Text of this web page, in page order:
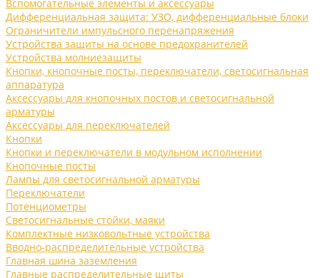
Вспомогательные элементы и аксессуары
Дифференциальная защита: УЗО, дифференциальные блоки
Ограничители импульсного перенапряжения
Устройства защиты на основе предохранителей
Устройства молниезащиты
Кнопки, кнопочные посты, переключатели, светосигнальная
аппаратура
Аксессуары для кнопочных постов и светосигнальной
арматуры
Аксессуары для переключателей
Кнопки
Кнопки и переключатели в модульном исполнении
Кнопочные посты
Лампы для светосигнальной арматуры
Переключатели
Потенциометры
Светосигнальные стойки, маяки
Комплектные низковольтные устройства
Вводно-распределительные устройства
Главная шина заземления
Главные распределительные щиты